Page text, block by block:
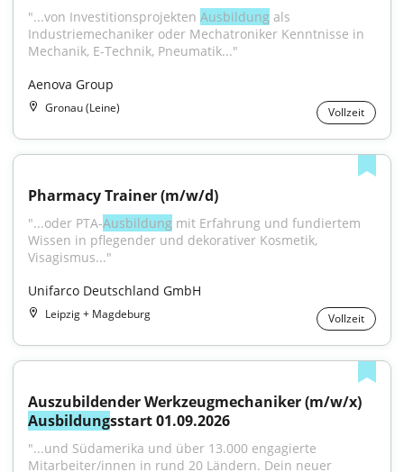
"...von Investitionsprojekten Ausbildung als
Industriemechaniker oder Mechatroniker Kenntnisse in
Mechanik, E-Technik, Pneumatik..."
Aenova Group
Gronau (Leine) Vollzeit
Pharmacy Trainer (m/w/d)
"...oder PTA-Ausbildung mit Erfahrung und fundiertem
Wissen in pflegender und dekorativer Kosmetik,
Visagismus..."
Unifarco Deutschland GmbH
Leipzig + Magdeburg Vollzeit
Ausbildungsstart 01.09.2026
"...und Südamerika und über 13.000 engagierte